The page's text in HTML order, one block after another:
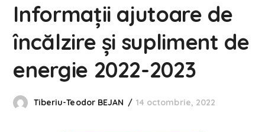
Informații ajutoare de
încălzire și supliment de
energie 2022-2023
Tiberiu-Teodor BEJAN 14 octombrie, 2022